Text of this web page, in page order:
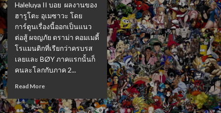
Haleluya II บอย ผลงานของ
ฮารูโตะ อุเมซาวะ โดย
การ์ตูนเรื่องนี้ออกเป็นแนว
ต่อสู้ ผจญภัย ดราม่า คอมเมดี้
โรแมนติกที่เรียกว่าครบรส
เลยและ BØY ภาคแรกนั้นก็
คนละโลกกับภาค 2...
Read More